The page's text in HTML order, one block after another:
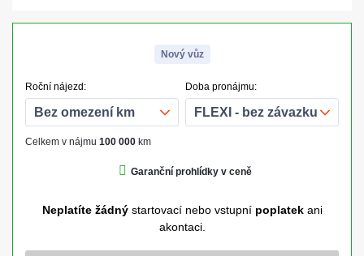
Nový vůz
Roční nájezd:
Celkem v nájmu 100 000 km
Doba pronájmu:
Garanční prohlídky v ceně
Neplatíte žádnýstartovací nebo vstupní poplatekani
akontaci.